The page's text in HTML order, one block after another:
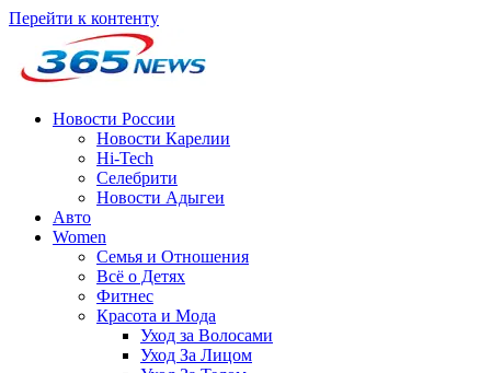
Перейти к контенту
Новости России
Новости Карелии
Hi-Tech
Селебрити
Новости Адыгеи
Авто
Women
Семья и Отношения
Всё о Детях
Фитнес
Красота и Мода
Уход за Волосами
Уход За Лицом